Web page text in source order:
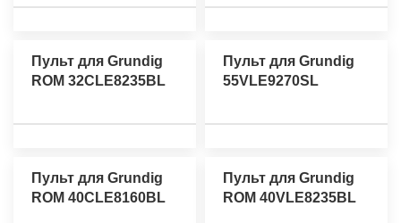
Пульт для Grundig
ROM 32CLE8235BL
Пульт для Grundig
55VLE9270SL
Пульт для Grundig
ROM 40CLE8160BL
Пульт для Grundig
ROM 40VLE8235BL